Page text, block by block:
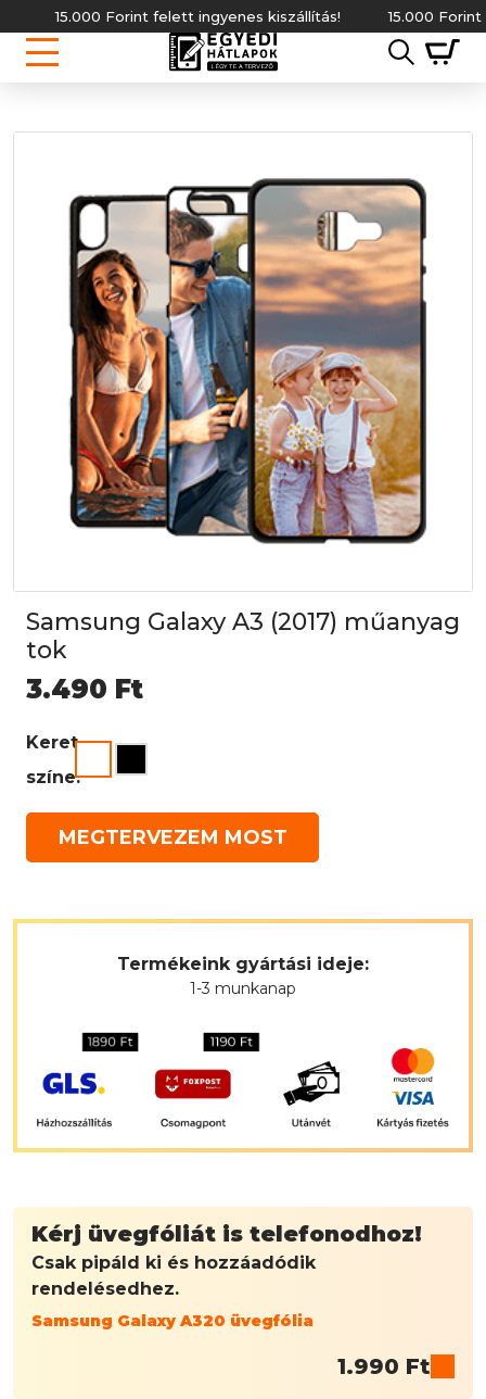
15.000 Forint felett ingyenes kiszállítás! 15.000 Forint
Samsung Galaxy A3 (2017) műanyag
tok
3.490 Ft
Keret
színe:
MEGTERVEZEM MOST
Termékeink gyártási ideje:
1-3 munkanap
Kérj üvegfóliát is telefonodhoz!
Csak pipáld ki és hozzáadódik
rendelésedhez.
Samsung Galaxy A320 üvegfólia
1.990 Ft